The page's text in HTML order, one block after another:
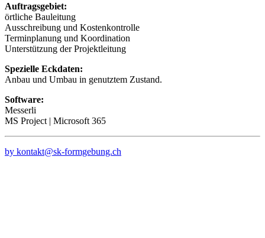
Auftragsgebiet:
örtliche Bauleitung
Ausschreibung und Kostenkontrolle
Terminplanung und Koordination
Unterstützung der Projektleitung
Spezielle Eckdaten:
Anbau und Umbau in genutztem Zustand.
Software:
Messerli
MS Project | Microsoft 365
by kontakt@sk-formgebung.ch